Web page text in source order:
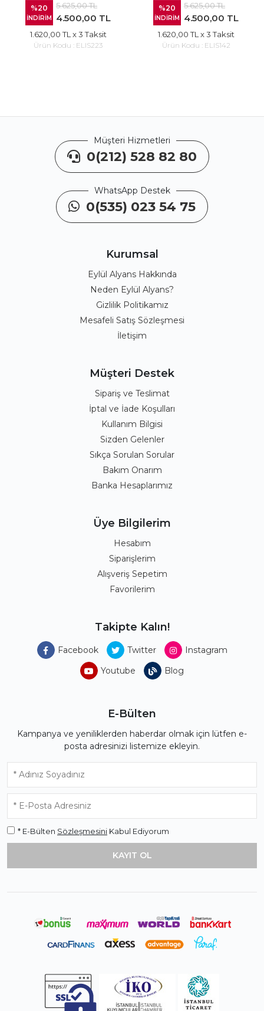
%20
İNDİRİM
5.625,00 TL
4.500,00 TL
1.620,00 TL x 3 Taksit
Ürün Kodu : ELIS223
%20
İNDİRİM
5.625,00 TL
4.500,00 TL
1.620,00 TL x 3 Taksit
Ürün Kodu : ELIS142
Müşteri Hizmetleri
0(212) 528 82 80
WhatsApp Destek
0(535) 023 54 75
Kurumsal
Eylül Alyans Hakkında
Neden Eylül Alyans?
Gizlilik Politikamız
Mesafeli Satış Sözleşmesi
İletişim
Müşteri Destek
Sipariş ve Teslimat
İptal ve İade Koşulları
Kullanım Bilgisi
Sizden Gelenler
Sıkça Sorulan Sorular
Bakım Onarım
Banka Hesaplarımız
Üye Bilgilerim
Hesabım
Siparişlerim
Alışveriş Sepetim
Favorilerim
Takipte Kalın!
Facebook Twitter
Instagram
Youtube
Blog
E-Bülten
Kampanya ve yeniliklerden haberdar olmak için lütfen e-
posta adresinizi listemize ekleyin.
* E-Bülten Sözleşmesini Kabul Ediyorum